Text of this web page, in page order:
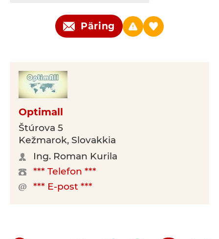
Päring
Optimall
Štúrova 5
Kežmarok, Slovakkia
Ing. Roman Kurila
*** Telefon ***
*** E-post ***